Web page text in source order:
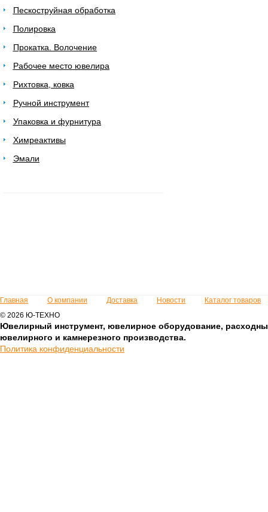
Пескоструйная обработка
Полировка
Прокатка. Волочение
Рабочее место ювелира
Рихтовка, ковка
Ручной инструмент
Упаковка и фурнитура
Химреактивы
Эмали
Главная О компании Доставка Новости
Каталог товаров
© 2026 Ю-ТЕХНО
Ювелирный инструмент, ювелирное оборудование,
ювелирного и камнерезного производства.
Политика конфиденциальности